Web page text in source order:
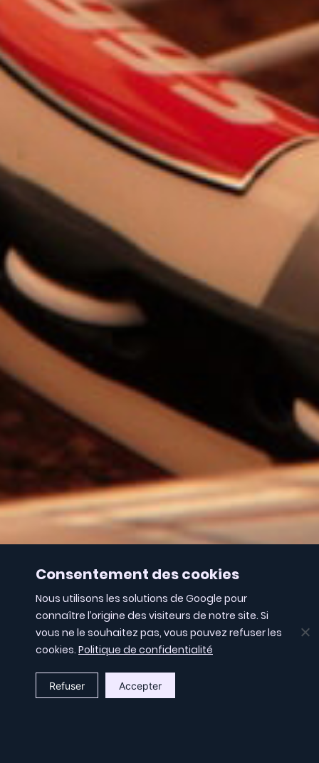
Consentement des cookies
Nous utilisons les solutions de Google pour
connaître l’origine des visiteurs de notre site. Si
vous ne le souhaitez pas, vous pouvez refuser les
cookies. Politique de confidentialité
Accepter
Refuser